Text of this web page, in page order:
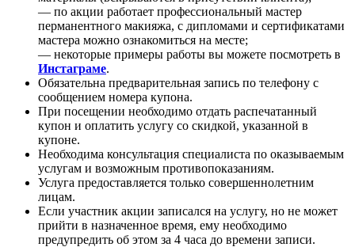
— по акции работает профессиональный мастер
перманентного макияжа, с дипломами и сертификатами
мастера можно ознакомиться на месте;
— некоторые примеры работы вы можете посмотреть в
Инстаграме.
Обязательна предварительная запись по телефону с
сообщением номера купона.
При посещении необходимо отдать распечатанный
купон и оплатить услугу со скидкой, указанной в
купоне.
Необходима консультация специалиста по оказываемым
услугам и возможным противопоказаниям.
Услуга предоставляется только совершеннолетним
лицам.
Если участник акции записался на услугу, но не может
прийти в назначенное время, ему необходимо
предупредить об этом за 4 часа до времени записи.